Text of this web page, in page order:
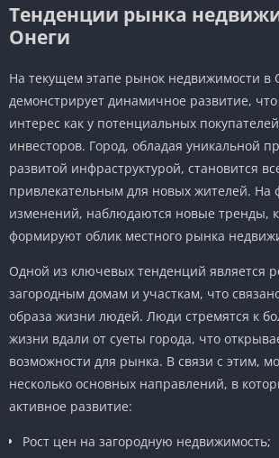
Тенденции рынка
Онеги
На текущем этапе рынок недвижимости в
демонстрирует динамичное развитие,
интерес как у потенциальных
инвесторов. Город, обладая уникальной
развитой инфраструктурой, становится
привлекательным для новых жителей. На
изменений, наблюдаются новые тренды,
формируют облик местного рынка
Одной из ключевых тенденций является
загородным домам и участкам, что
образа жизни людей. Люди стремятся к
жизни вдали от суеты города, что
возможности для рынка. В связи с этим,
несколько основных направлений, в
активное развитие:
Рост цен на загородную недвижимость;